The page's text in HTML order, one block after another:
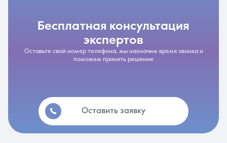
бесплатная консультация
экспертов
Оставьте свой номер телефона, мы назначим время звонка и
поможем принять решение
Оставить заявку